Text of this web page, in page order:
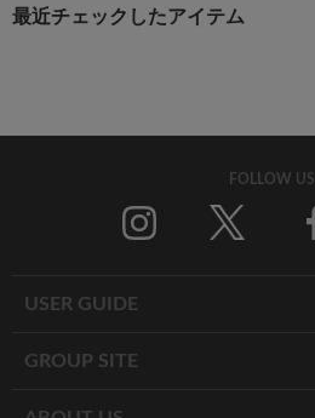
最近チェックしたアイテム
FOLLOW US
USER GUIDE
GROUP SITE